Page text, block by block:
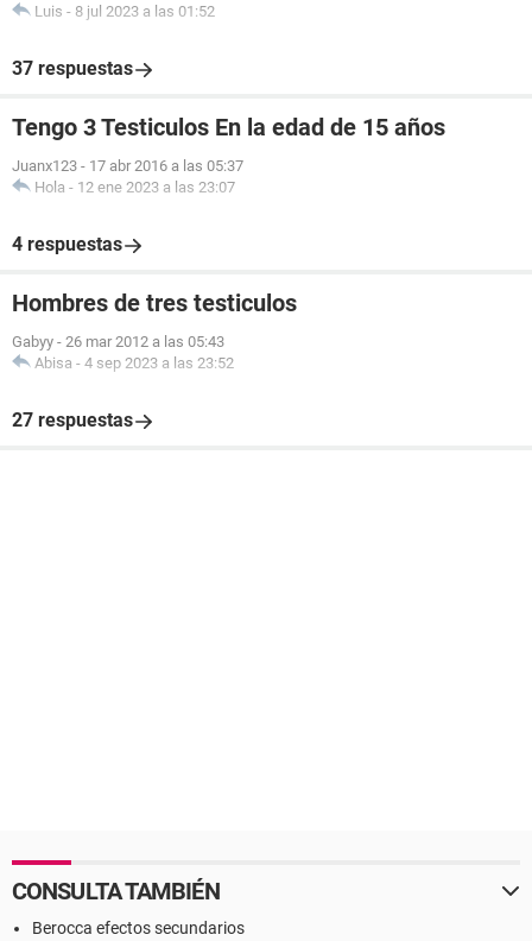
Luis - 8 jul 2023 a las 01:52
37 respuestas
Tengo 3 Testiculos En la edad de 15 años
Juanx123 - 17 abr 2016 a las 05:37
Hola - 12 ene 2023 a las 23:07
4 respuestas
Hombres de tres testiculos
Gabyy - 26 mar 2012 a las 05:43
Abisa - 4 sep 2023 a las 23:52
27 respuestas
CONSULTA TAMBIÉN
Berocca efectos secundarios